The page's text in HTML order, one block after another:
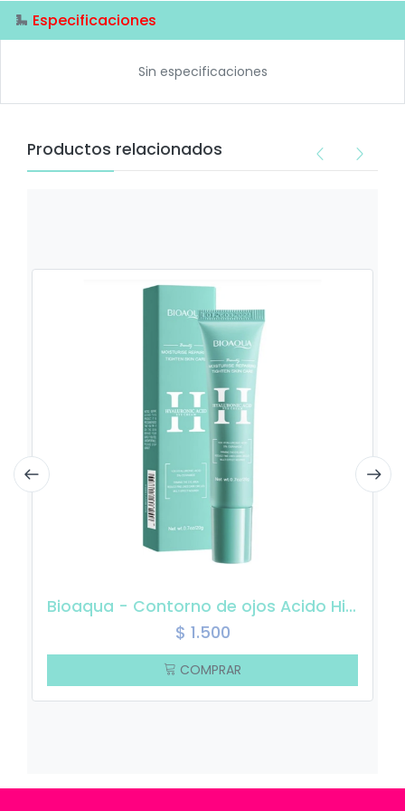
Especificaciones
Sin especificaciones
Productos relacionados
Bioaqua - Contorno de ojos Acido Hialuronico 20gr
$ 1.500
COMPRAR